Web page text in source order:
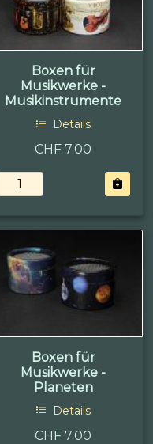
Boxen für
Musikwerke -
Musikinstrumente
Details
CHF 7.00
Boxen für
Musikwerke -
Planeten
Details
CHF 7.00